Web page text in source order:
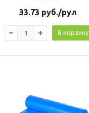
33.73 руб./рул
В корзину